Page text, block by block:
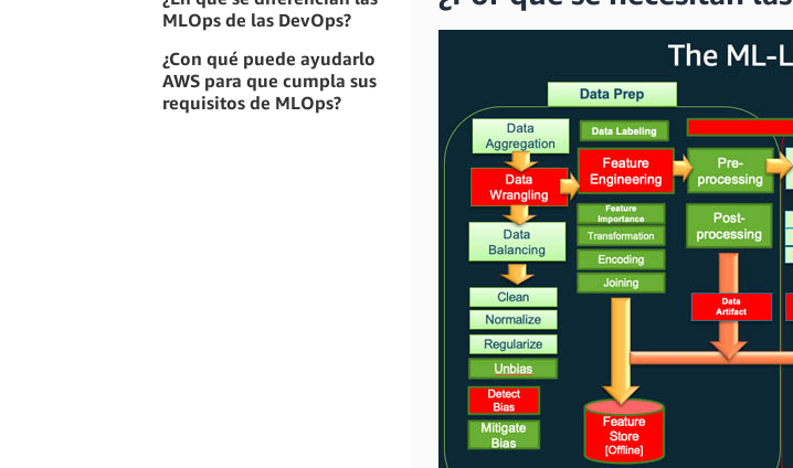
MLOps de las DevOps?
¿Con qué puede ayudarlo
AWS para que cumpla sus
requisitos de MLOps?